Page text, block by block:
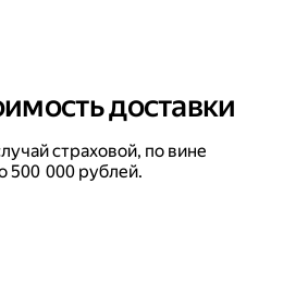
доставки
страховой, по вине
500 000 рублей.